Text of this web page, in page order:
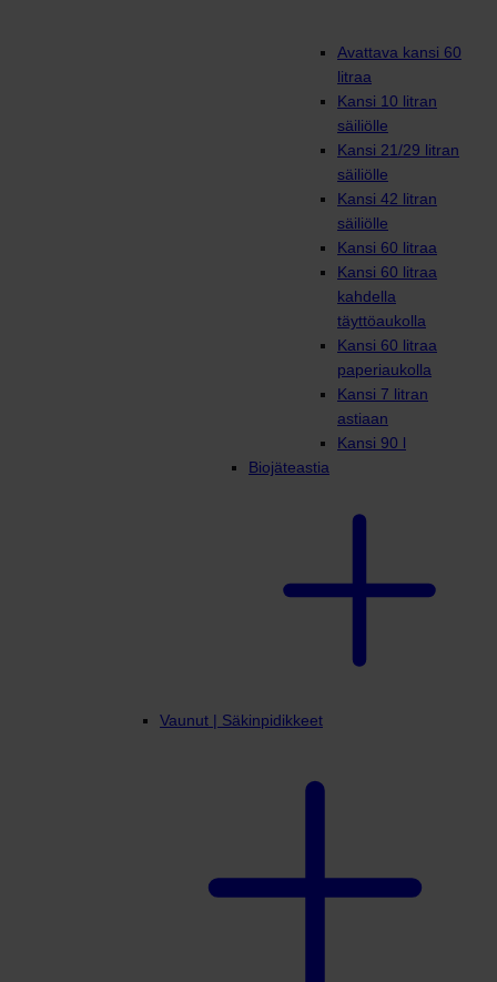
Avattava kansi 60
litraa
Kansi 10 litran
säiliölle
Kansi 21/29 litran
säiliölle
Kansi 42 litran
säiliölle
Kansi 60 litraa
Kansi 60 litraa
kahdella
täyttöaukolla
Kansi 60 litraa
paperiaukolla
Kansi 7 litran
astiaan
Kansi 90 l
Biojäteastia
Vaunut | Säkinpidikkeet